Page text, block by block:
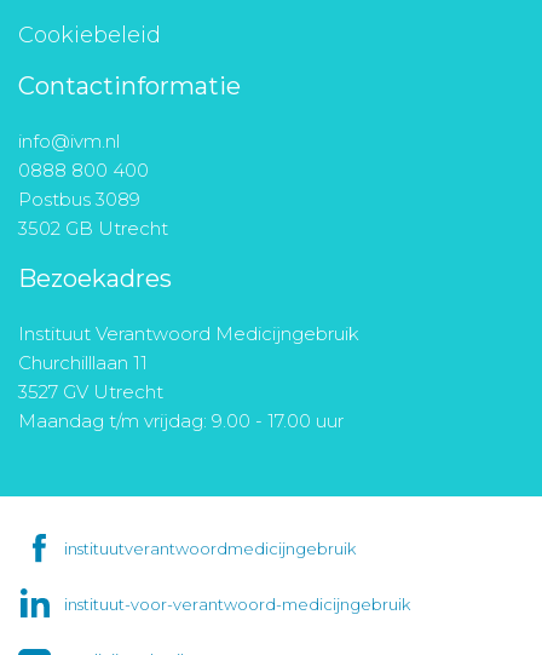
Cookiebeleid
Contactinformatie
info@ivm.nl
0888 800 400
Postbus 3089
3502 GB Utrecht
Bezoekadres
Instituut Verantwoord Medicijngebruik
Churchilllaan 11
3527 GV Utrecht
Maandag t/m vrijdag: 9.00 - 17.00 uur
instituutverantwoordmedicijngebruik
instituut-voor-verantwoord-medicijngebruik